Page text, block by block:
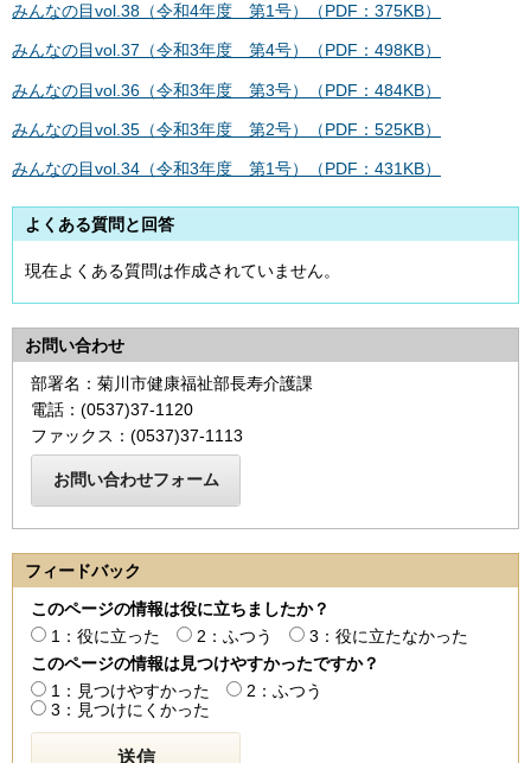
みんなの目vol.38（令和4年度 第1号）（PDF：375KB）
みんなの目vol.37（令和3年度 第4号）（PDF：498KB）
みんなの目vol.36（令和3年度 第3号）（PDF：484KB）
みんなの目vol.35（令和3年度 第2号）（PDF：525KB）
みんなの目vol.34（令和3年度 第1号）（PDF：431KB）
よくある質問と回答
現在よくある質問は作成されていません。
お問い合わせ
部署名：菊川市健康福祉部長寿介護課
電話：(0537)37-1120
ファックス：(0537)37-1113
フィードバック
このページの情報は役に立ちましたか？
1：役に立った
2：ふつう
3：役に立たなかった
このページの情報は見つけやすかったですか？
1：見つけやすかった
2：ふつう
3：見つけにくかった